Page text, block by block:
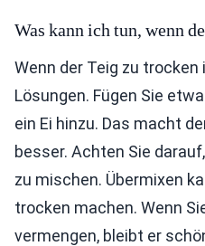
Was kann ich tun, wenn
Wenn der Teig zu
Lösungen. Fügen Sie
ein Ei hinzu. Das macht
besser. Achten Sie
zu mischen. Übermixen
trocken machen. Wenn
vermengen, bleibt er